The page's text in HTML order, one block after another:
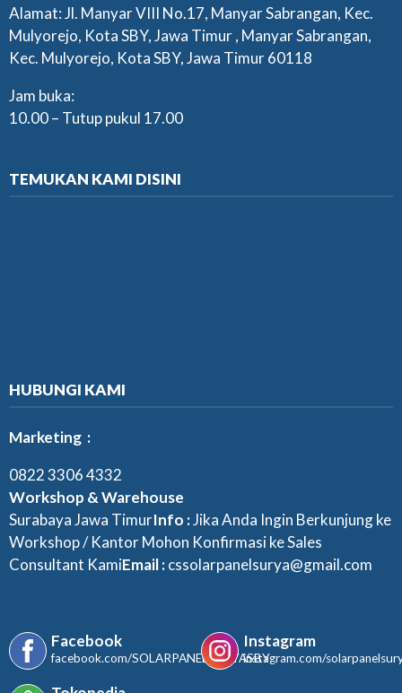
Alamat: Jl. Manyar VIII No.17, Manyar Sabrangan, Kec.
Mulyorejo, Kota SBY, Jawa Timur , Manyar Sabrangan,
Kec. Mulyorejo, Kota SBY, Jawa Timur 60118
Jam buka:
10.00 – Tutup pukul 17.00
TEMUKAN KAMI DISINI
HUBUNGI KAMI
Marketing :
0822 3306 4332
Workshop & Warehouse
Surabaya Jawa TimurInfo :Jika Anda Ingin Berkunjung ke
Workshop / Kantor Mohon Konfirmasi ke Sales
Consultant KamiEmail :cssolarpanelsurya@gmail.com
Facebook
facebook.com/SOLARPANELSURYASBY
Instagram
instagram.com/